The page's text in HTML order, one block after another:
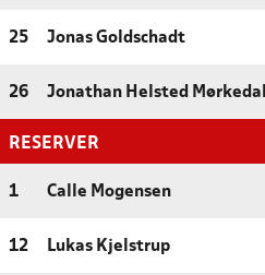
25 Jonas Goldschadt
26 Jonathan Helsted Mørkedal
RESERVER
1 Calle Mogensen
12 Lukas Kjelstrup